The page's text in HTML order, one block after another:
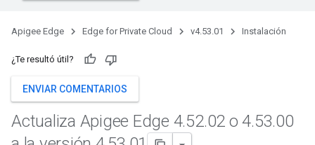
Apigee Edge Edge for Private Cloud v4.53.01 Instalación
¿Te resultó útil?
ENVIAR COMENTARIOS
Actualiza Apigee Edge 4.52.02 o 4.53.00